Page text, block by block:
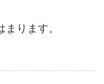
ります。